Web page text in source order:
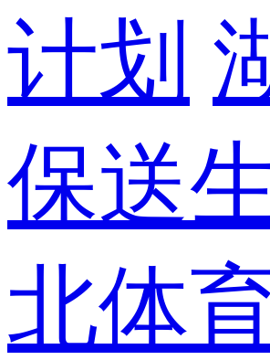
计划
保送生
北体